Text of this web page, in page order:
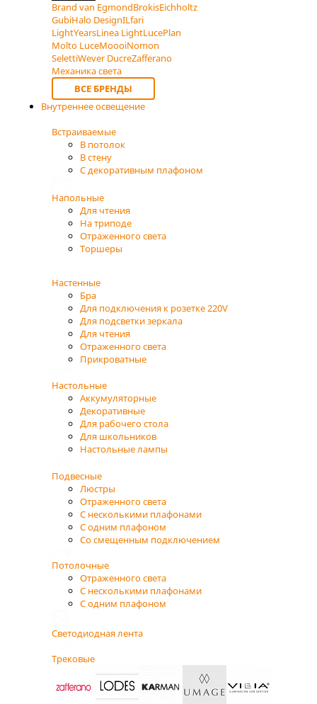
Brand van EgmondBrokisEichholtz
GubiHalo DesignILfari
LightYearsLinea LightLucePlan
Molto LuceMoooiNomon
SelettiWever DucreZafferano
Механика света
ВСЕ БРЕНДЫ
Внутреннее освещение
Встраиваемые
В потолок
В стену
С декоративным плафоном
Напольные
Для чтения
На триподе
Отраженного света
Торшеры
Настенные
Бра
Для подключения к розетке 220V
Для подсветки зеркала
Для чтения
Отраженного света
Прикроватные
Настольные
Аккумуляторные
Декоративные
Для рабочего стола
Для школьников
Настольные лампы
Подвесные
Люстры
Отраженного света
С несколькими плафонами
С одним плафоном
Со смещенным подключением
Потолочные
Отраженного света
С несколькими плафонами
С одним плафоном
Светодиодная лента
Трековые